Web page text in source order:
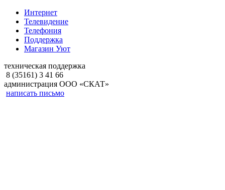
Интернет
Телевидение
Телефония
Поддержка
Магазин Уют
техническая поддержка
8 (35161) 3 41 66
администрация ООО «СКАТ»
написать письмо